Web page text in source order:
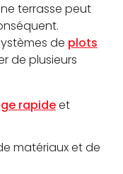
terrasse peut
de plots
de plusieurs
rapideet
matériaux et de